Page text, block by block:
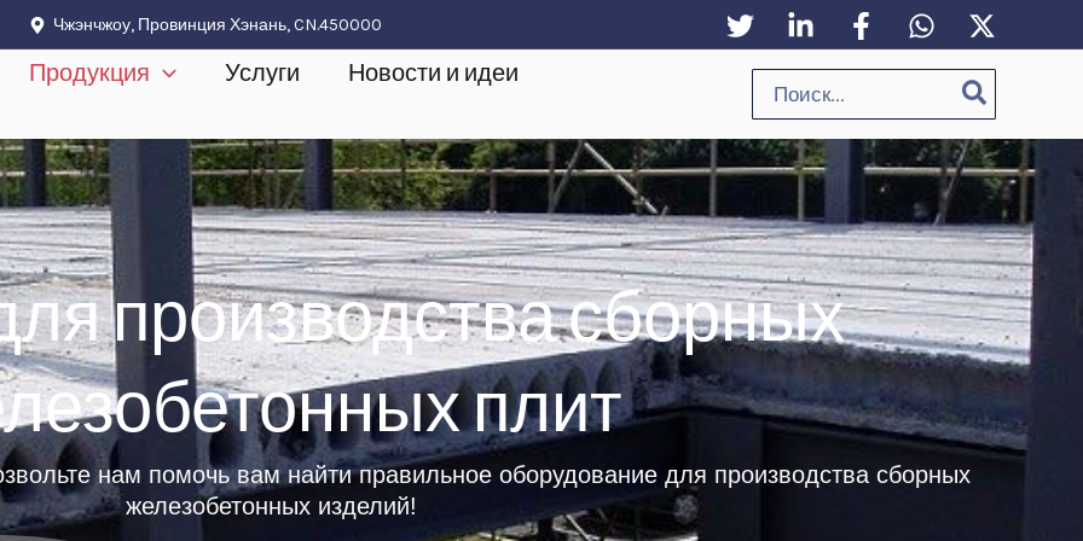
Чжэнчжоу, Провинция Хэнань, CN.450000
Продукция Услуги
Новости и идеи
производства сборных
плит
нам помочь вам найти правильное оборудование для производства сборных
железобетонных изделий!